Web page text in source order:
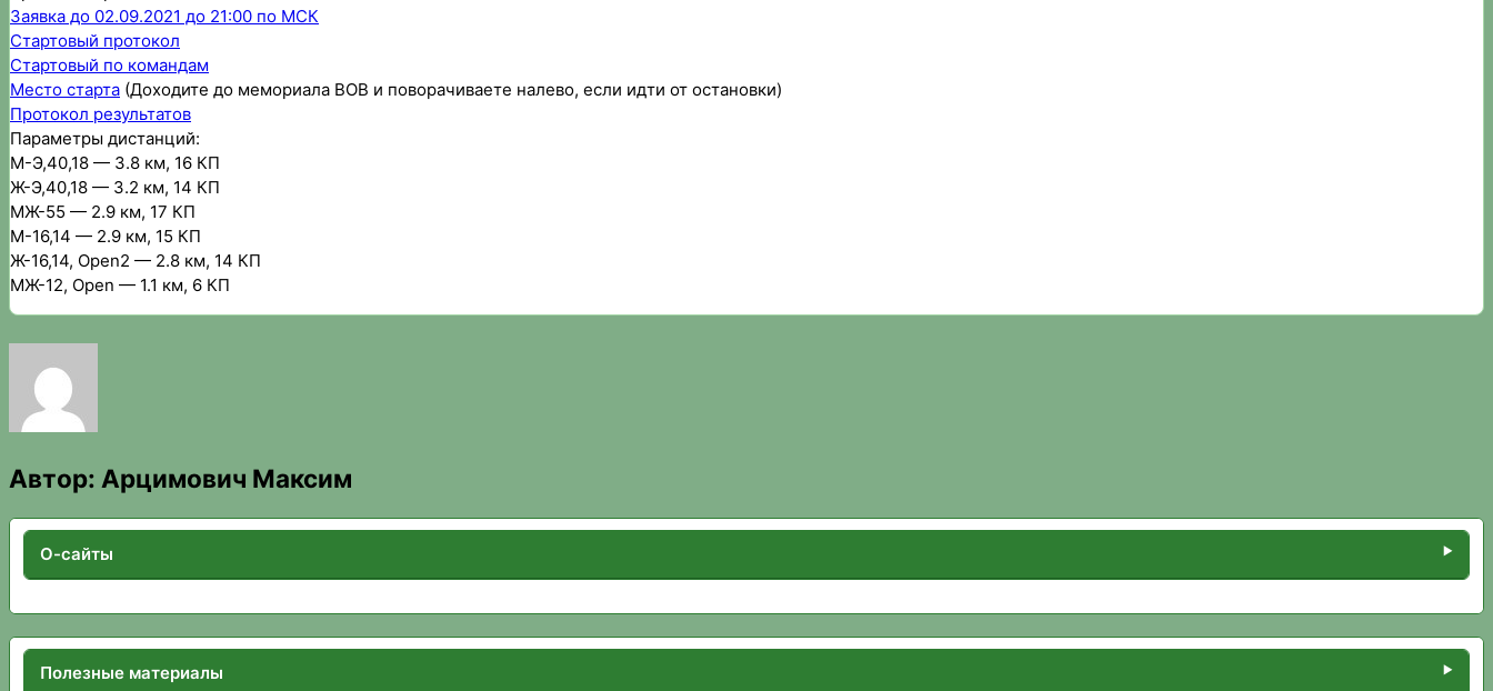
Заявка до 02.09.2021 до 21:00 по МСК
Стартовый протокол
Стартовый по командам
Место старта (Доходите до мемориала ВОВ и поворачиваете налево, если идти от остановки)
Протокол результатов
Параметры дистанций:
М-Э,40,18 — 3.8 км, 16 КП
Ж-Э,40,18 — 3.2 км, 14 КП
МЖ-55 — 2.9 км, 17 КП
М-16,14 — 2.9 км, 15 КП
Ж-16,14, Open2 — 2.8 км, 14 КП
МЖ-12, Open — 1.1 км, 6 КП
Автор: Арцимович Максим
О-сайты
Полезные материалы